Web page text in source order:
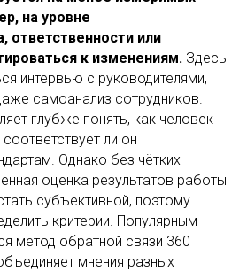
на уровне
ответственности или
к изменениям. Здесь
интервью с руководителями,
самоанализ сотрудников.
глубже понять, как человек
ли он
Однако без чётких
оценка результатов работы
субъективной, поэтому
критерии. Популярным
метод обратной связи 360
мнения разных